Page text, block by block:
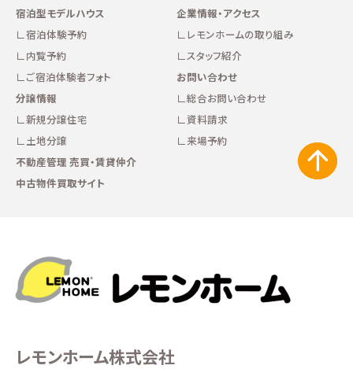
宿泊型モデルハウス
宿泊体験予約
内覧予約
ご宿泊体験者フォト
分譲情報
新規分譲住宅
土地分譲
不動産管理 売買・賃貸仲介
中古物件買取サイト
企業情報・アクセス
レモンホームの取り組み
スタッフ紹介
お問い合わせ
総合お問い合わせ
資料請求
来場予約
レモンホーム株式会社